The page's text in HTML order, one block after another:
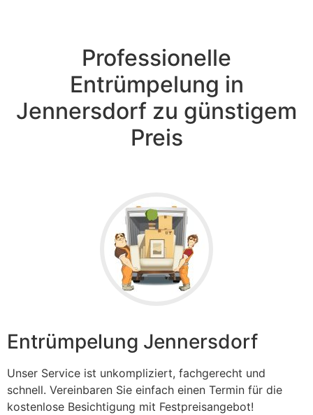
Professionelle
Entrümpelung in
Jennersdorf zu günstigem
Preis
Entrümpelung Jennersdorf
Unser Service ist unkompliziert, fachgerecht und
schnell. Vereinbaren Sie einfach einen Termin für die
kostenlose Besichtigung mit Festpreisangebot!